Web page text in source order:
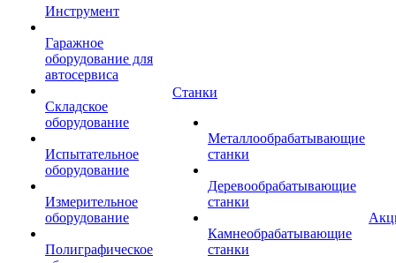
Инструмент
Гаражное
оборудование для
автосервиса
Складское
оборудование
Испытательное
оборудование
Измерительное
оборудование
Полиграфическое
Станки
Металлообрабатывающие
станки
Деревообрабатывающие
станки
Камнеобрабатывающие
станки